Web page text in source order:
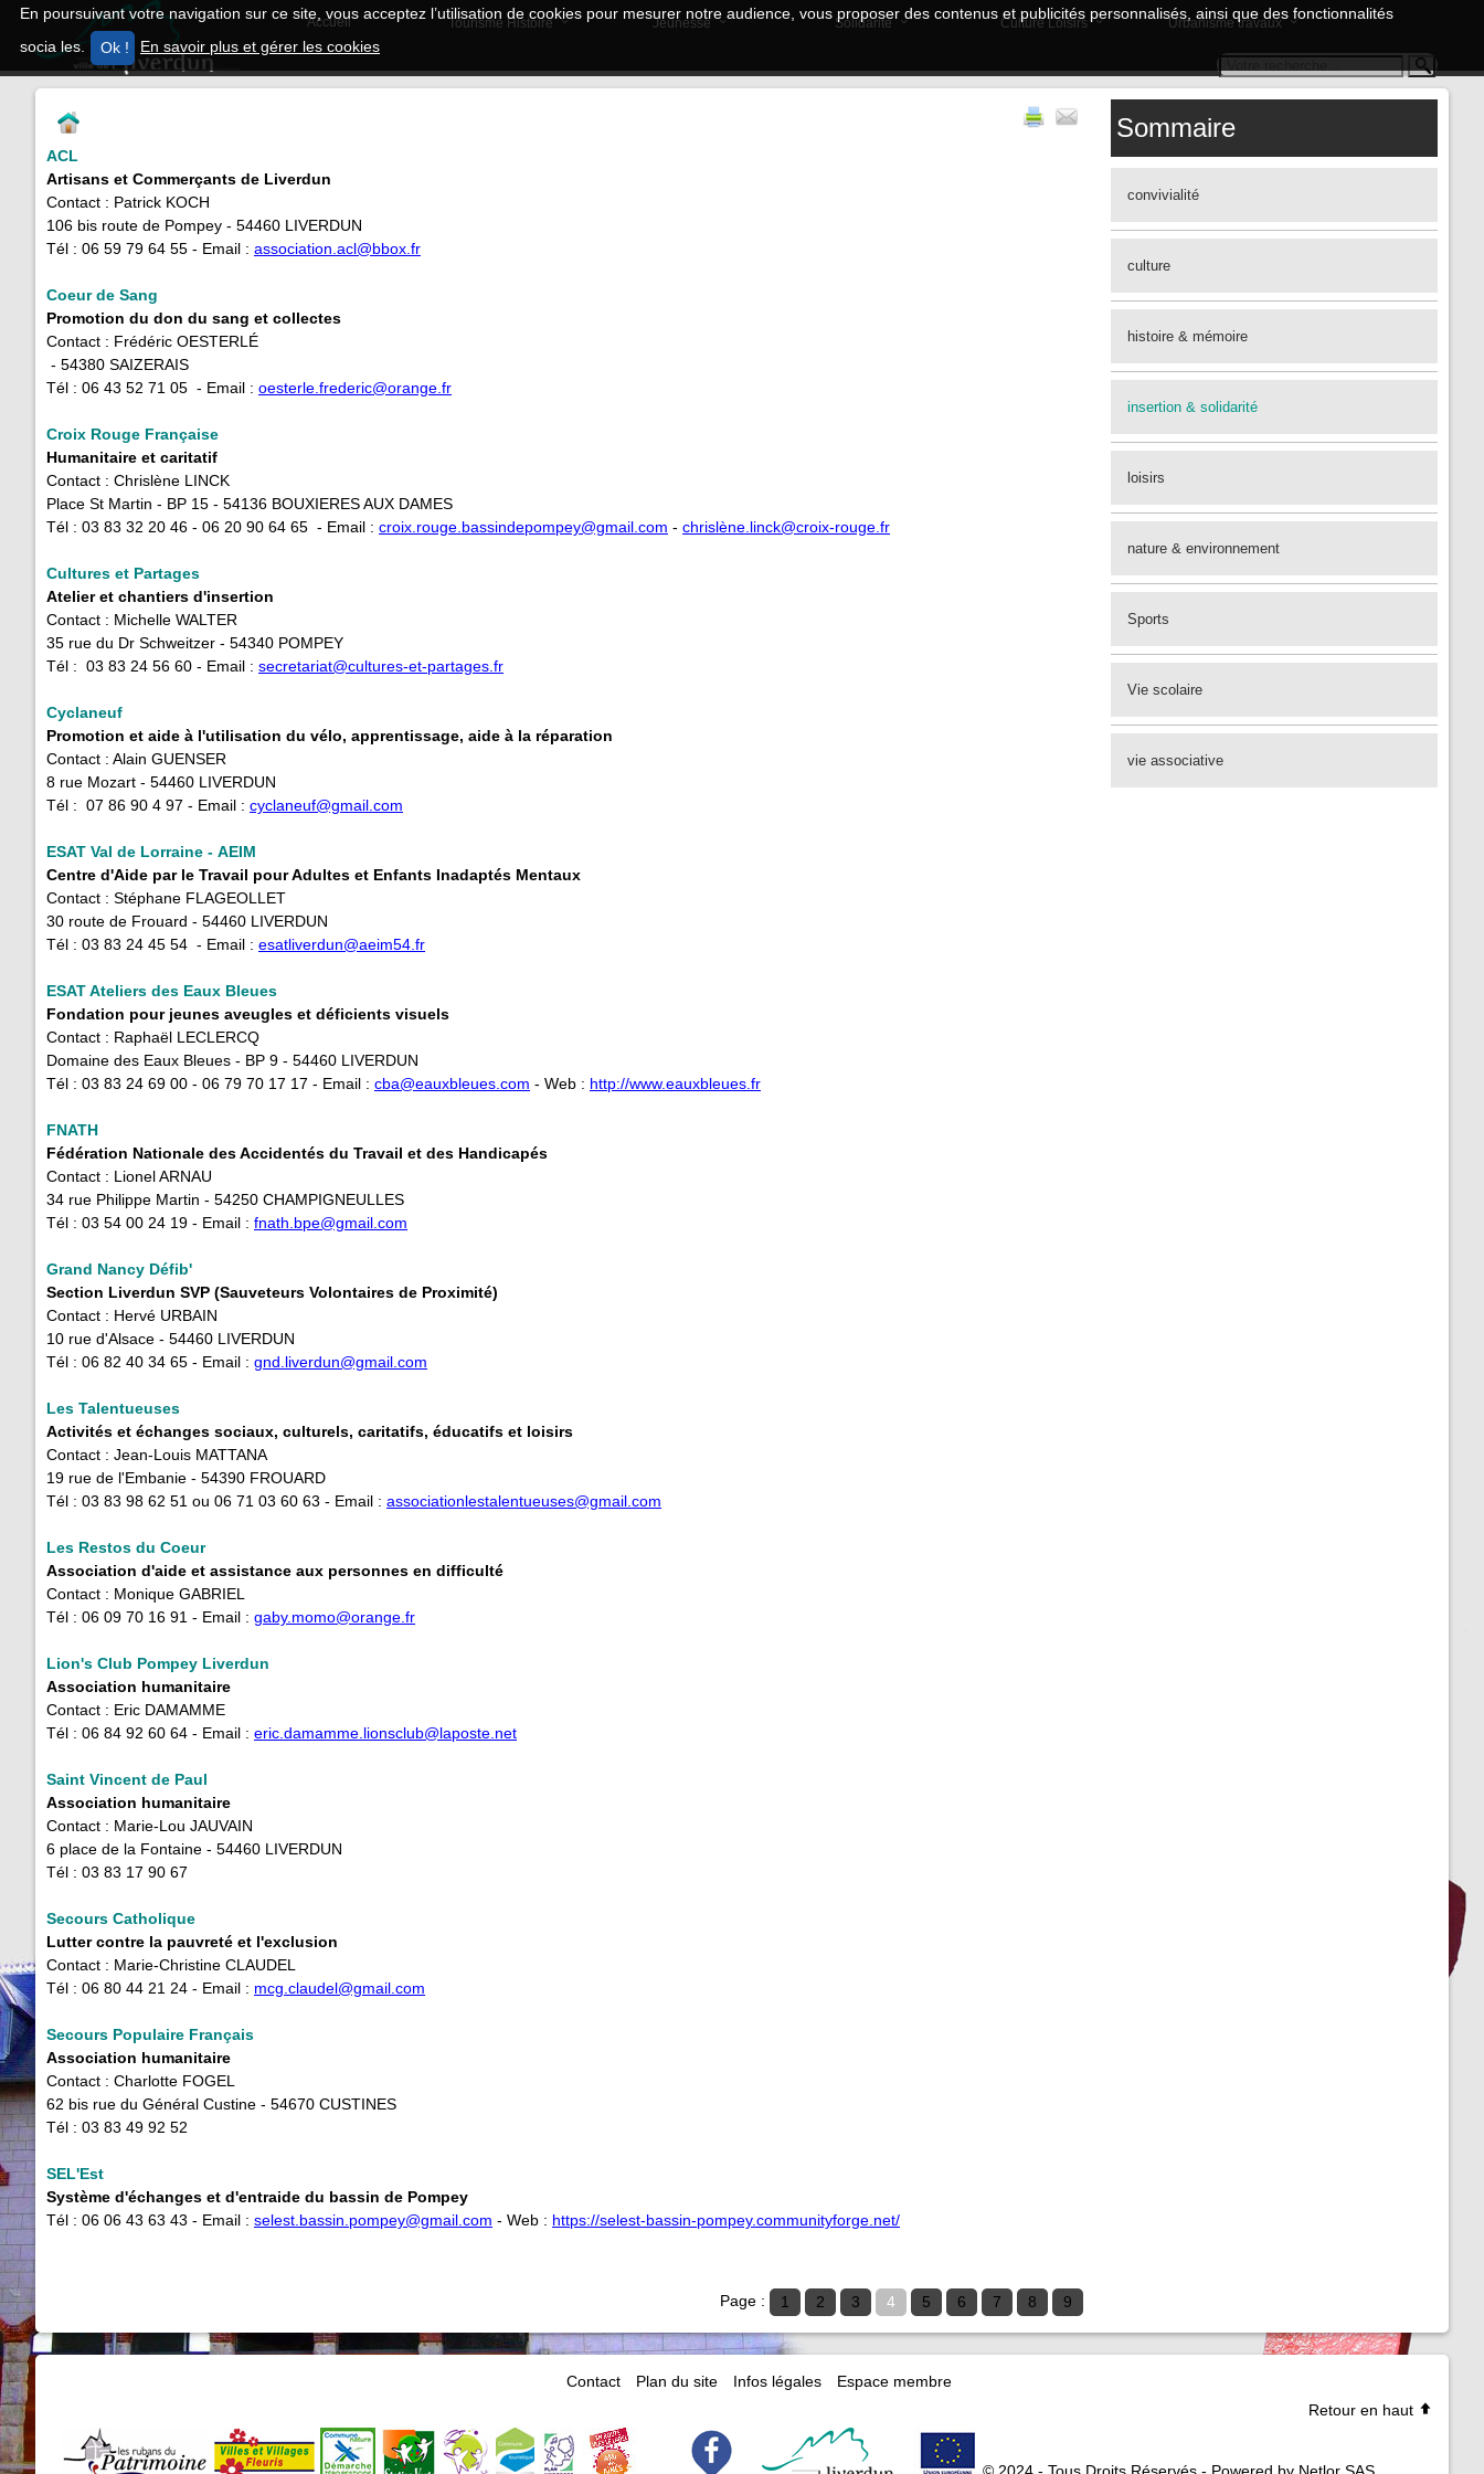
En poursuivant votre navigation sur ce site, vous acceptez l’utilisation de cookies pour mesurer notre audience, vous proposer des contenus et publicités personnalisés, ainsi que des fonctionnalités
socia les.
En savoir plus et gérer les cookies
Accueil Tourisme Histoire Jeunesse Solidarité Culture Loisirs Urbanisme travaux
ACL
Artisans et Commerçants de Liverdun
Contact : Patrick KOCH
106 bis route de Pompey - 54460 LIVERDUN
Tél : 06 59 79 64 55 - Email : association.acl@bbox.fr
Coeur de Sang
Promotion du don du sang et collectes
Contact : Frédéric OESTERLÉ
- 54380 SAIZERAIS
Tél : 06 43 52 71 05 - Email : oesterle.frederic@orange.fr
Croix Rouge Française
Humanitaire et caritatif
Contact : Chrislène LINCK
Place St Martin - BP 15 - 54136 BOUXIERES AUX DAMES
Tél : 03 83 32 20 46 - 06 20 90 64 65 - Email : croix.rouge.bassindepompey@gmail.com​ - chrislène.linck@croix-rouge.fr
Cultures et Partages
Atelier et chantiers d'insertion
Contact : Michelle WALTER
35 rue du Dr Schweitzer - 54340 POMPEY
Tél : 03 83 24 56 60 - Email : secretariat@cultures-et-partages.fr
Cyclaneuf
Promotion et aide à l'utilisation du vélo, apprentissage, aide à la réparation
Contact : Alain GUENSER
8 rue Mozart - 54460 LIVERDUN
Tél : 07 86 90 4 97 - Email : cyclaneuf@gmail.com
ESAT Val de Lorraine - AEIM
Centre d'Aide par le Travail pour Adultes et Enfants Inadaptés Mentaux
Contact : Stéphane FLAGEOLLET
30 route de Frouard - 54460 LIVERDUN
Tél : 03 83 24 45 54 - Email : esatliverdun@aeim54.fr
ESAT Ateliers des Eaux Bleues
Fondation pour jeunes aveugles et déficients visuels
Contact : Raphaël LECLERCQ
Domaine des Eaux Bleues - BP 9 - 54460 LIVERDUN
Tél : 03 83 24 69 00 - 06 79 70 17 17 - Email : cba@eauxbleues.com - ​Web : http://www.eauxbleues.fr
FNATH
Fédération Nationale des Accidentés du Travail et des Handicapés
Contact : Lionel ARNAU
34 rue Philippe Martin - 54250 CHAMPIGNEULLES
Tél : 03 54 00 24 19 - Email : ​ fnath.bpe@gmail.com
Grand Nancy Défib'
Section Liverdun SVP (Sauveteurs Volontaires de Proximité)
Contact : Hervé URBAIN
10 rue d'Alsace - 54460 LIVERDUN
Tél : 06 82 40 34 65 - Email : gnd.liverdun@gmail.com
Les Talentueuses
Activités et échanges sociaux, culturels, caritatifs, éducatifs et loisirs
Contact : Jean-Louis MATTANA
19 rue de l'Embanie - 54390 FROUARD
Tél : 03 83 98 62 51 ou 06 71 03 60 63 - Email : associationlestalentueuses@gmail.com
Les Restos du Coeur
Association d'aide et assistance aux personnes en difficulté
Contact : Monique GABRIEL
Tél : 06 09 70 16 91 - Email : gaby.momo@orange.fr
Lion's Club Pompey Liverdun
Association humanitaire
Contact : Eric DAMAMME
Tél : 06 84 92 60 64 - Email : eric.damamme.lionsclub@laposte.net
Saint Vincent de Paul
Association humanitaire
Contact : Marie-Lou JAUVAIN
6 place de la Fontaine - 54460 LIVERDUN
Tél : 03 83 17 90 67
Secours Catholique
Lutter contre la pauvreté et l'exclusion
Contact : Marie-Christine CLAUDEL
Tél : 06 80 44 21 24 - Email : ​ mcg.claudel@gmail.com
Secours Populaire Français
Association humanitaire
Contact : Charlotte FOGEL
62 bis rue du Général Custine - 54670 CUSTINES
Tél : 03 83 49 92 52
SEL'Est
Système d'échanges et d'entraide du bassin de Pompey
Tél : 06 06 43 63 43 - Email : selest.bassin.pompey@gmail.com - Web : https://selest-bassin-pompey.communityforge.net/
Page : 1 2 3 4 5 6 7 8 9
Sommaire
convivialité
culture
histoire & mémoire
insertion & solidarité
loisirs
nature & environnement
Sports
Vie scolaire
vie associative
Contact Plan du site Infos légales
Espace membre
Retour en haut